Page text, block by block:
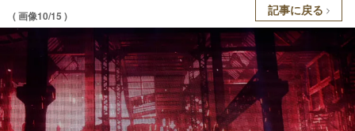
( 画像10/15 ) 記事に戻る